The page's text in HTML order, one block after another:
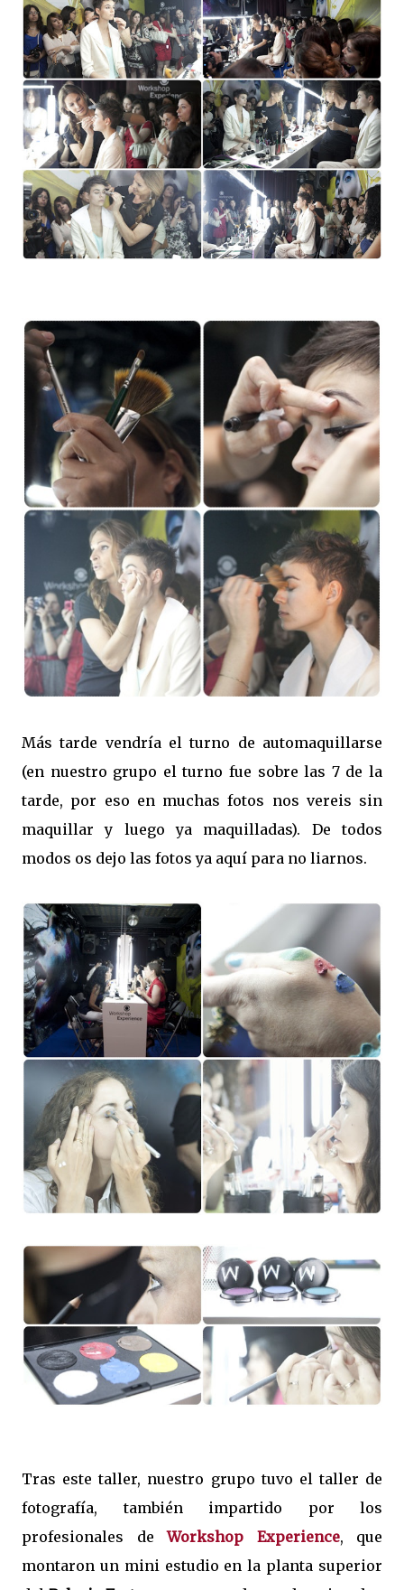
Más tarde vendría el turno de automaquillarse
(en nuestro grupo el turno fue sobre las 7 de la
tarde, por eso en muchas fotos nos vereis sin
maquillar y luego ya maquilladas). De todos
modos os dejo las fotos ya aquí para no liarnos.
Tras este taller, nuestro grupo tuvo el taller de
fotografía, también impartido por los
profesionales deWorkshop Experience, que
montaron un mini estudio en la planta superior